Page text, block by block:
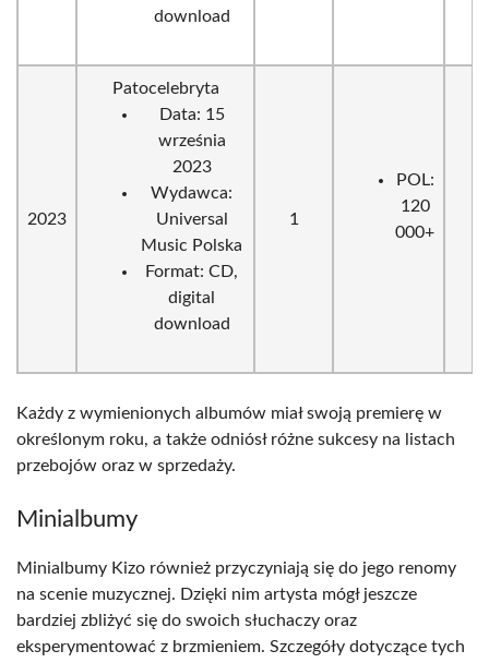
download
2023
Patocelebryta
Data: 15
września
2023
Wydawca:
Universal
Music Polska
Format: CD,
digital
download
1
POL:
120
000+
Każdy z wymienionych albumów miał swoją premierę w
określonym roku, a także odniósł różne sukcesy na listach
przebojów oraz w sprzedaży.
Minialbumy
Minialbumy Kizo również przyczyniają się do jego renomy
na scenie muzycznej. Dzięki nim artysta mógł jeszcze
bardziej zbliżyć się do swoich słuchaczy oraz
eksperymentować z brzmieniem. Szczegóły dotyczące tych